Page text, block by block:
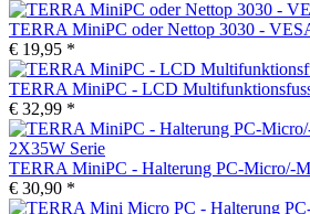
TERRA MiniPC oder Nettop 3030 -
€ 19,95 *
TERRA MiniPC - LCD
€ 32,99 *
TERRA MiniPC - Halterung PC-Micro/-
€ 30,90 *